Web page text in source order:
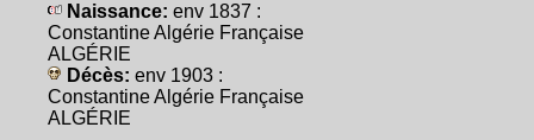
Naissance: env 1837 :
Constantine Algérie Française
ALGÉRIE
Décès: env 1903 :
Constantine Algérie Française
ALGÉRIE